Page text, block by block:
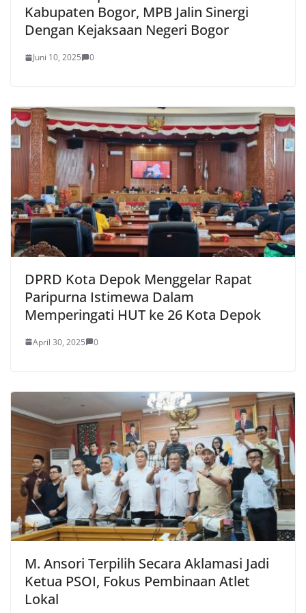
Kabupaten Bogor, MPB Jalin Sinergi
Dengan Kejaksaan Negeri Bogor
Juni 10, 2025 0
DPRD Kota Depok Menggelar Rapat
Paripurna Istimewa Dalam
Memperingati HUT ke 26 Kota Depok
April 30, 2025 0
M. Ansori Terpilih Secara Aklamasi Jadi
Ketua PSOI, Fokus Pembinaan Atlet
Lokal